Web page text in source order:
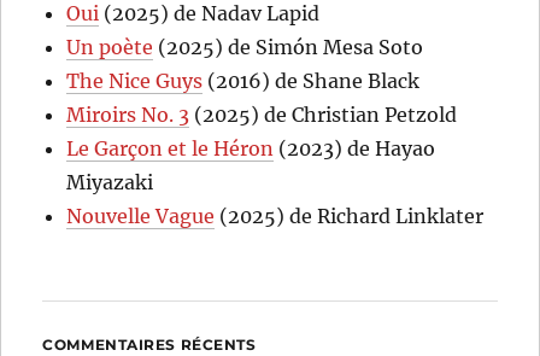
Oui (2025) de Nadav Lapid
Un poète (2025) de Simón Mesa Soto
The Nice Guys (2016) de Shane Black
Miroirs No. 3 (2025) de Christian Petzold
Le Garçon et le Héron (2023) de Hayao
Miyazaki
Nouvelle Vague (2025) de Richard Linklater
COMMENTAIRES RÉCENTS